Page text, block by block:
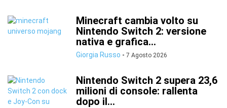
Minecraft cambia volto su
Nintendo Switch 2: versione
nativa e grafica...
Giorgia Russo - 7 Agosto 2026
Nintendo Switch 2 supera 23,6
milioni di console: rallenta
dopo il...